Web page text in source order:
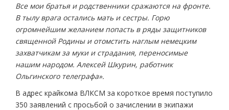
Все мои братья и родственники сражаются на фронте.
В тылу врага остались мать и сестры. Горю
огромнейшим желанием попасть в ряды защитников
священной Родины и отомстить наглым немецким
захватчикам за муки и страдания, переносимые
нашим народом. Алексей Шкурин, работник
Ольгинского телеграфа».
В адрес крайкома ВЛКСМ за короткое время поступило
350 заявлений с просьбой о зачислении в экипажи